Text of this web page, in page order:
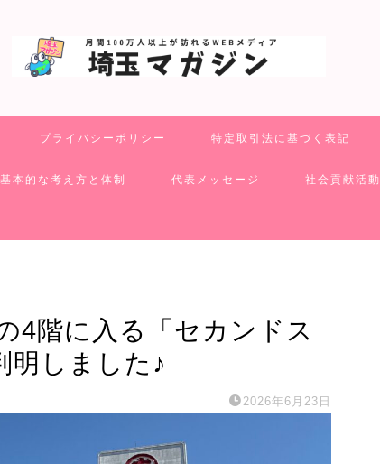
プライバシーポリシー 特定取引法に基づく表記
本的な考え方と体制 代表メッセージ 社会貢献活動
4階に入る「セカンドス
明しました♪
2026年6月23日